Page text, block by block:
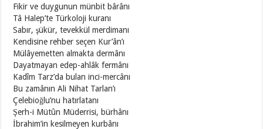
Fikir ve duygunun münbit bârânı
Tâ Halep’te Türkoloji kuranı
Sabır, şükür, tevekkül merdimanı
Kendisine rehber seçen Kur’ân’ı
Mülâyemetten almakta dermânı
Dayatmayan edep-ahlâk fermânı
Kadîm Tarz’da bulan inci-mercânı
Bu zamânın Ali Nihat Tarlan’ı
Çelebioğlu’nu hatırlatanı
Şerh-i Mütûn Müderrisi, bürhânı
İbrahim’in kesilmeyen kurbânı